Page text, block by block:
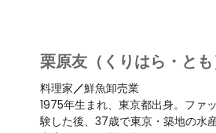
栗原友（くりはら・とも
料理家／鮮魚卸売業
1975年生まれ、東京都出身。ファ
験した後、37歳で東京・築地の水